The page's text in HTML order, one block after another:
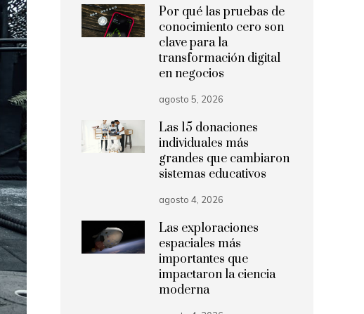
Por qué las pruebas de
conocimiento cero son
clave para la
transformación digital
en negocios
agosto 5, 2026
Las 15 donaciones
individuales más
grandes que cambiaron
sistemas educativos
agosto 4, 2026
Las exploraciones
espaciales más
importantes que
impactaron la ciencia
moderna